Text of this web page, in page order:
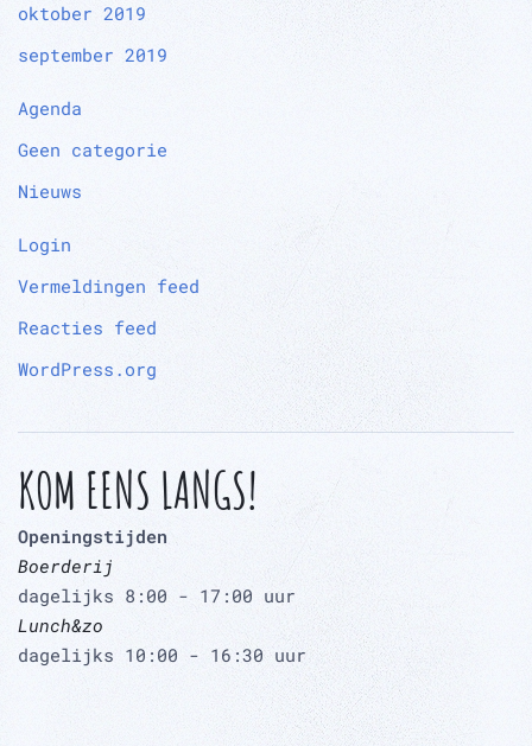
oktober 2019
september 2019
Agenda
Geen categorie
Nieuws
Login
Vermeldingen feed
Reacties feed
WordPress.org
KOM EENS LANGS!
Openingstijden
Boerderij
dagelijks 8:00 - 17:00 uur
Lunch&zo
dagelijks 10:00 - 16:30 uur